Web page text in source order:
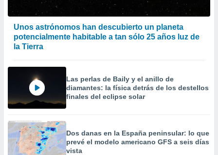
Unos astrónomos han descubierto un planeta
potencialmente habitable a tan sólo 25 años luz de
la Tierra
Las perlas de Baily y el anillo de
diamantes: la física detrás de los destellos
finales del eclipse solar
Dos danas en la España peninsular: lo que
prevé el modelo americano GFS a seis días
vista